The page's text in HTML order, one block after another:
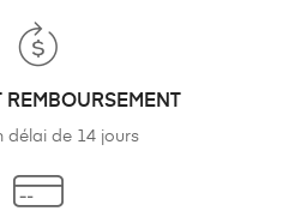
REMBOURSEMENT
délai de 14 jours